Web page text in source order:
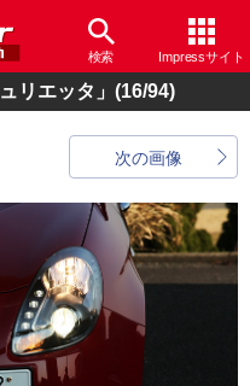
検索 Impressサイト
リエッタ」 (16/94)
次の画像